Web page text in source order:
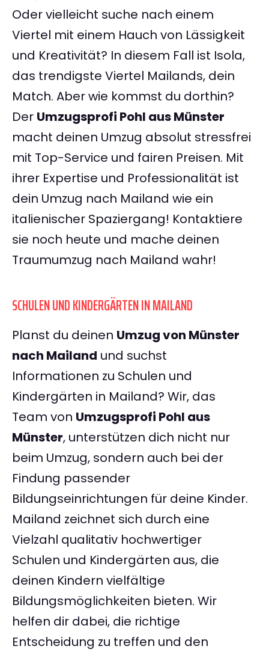
Oder vielleicht suche nach einem
Viertel mit einem Hauch von Lässigkeit
und Kreativität? In diesem Fall ist Isola,
das trendigste Viertel Mailands, dein
Match. Aber wie kommst du dorthin?
Der Umzugsprofi Pohl aus Münster
macht deinen Umzug absolut stressfrei
mit Top-Service und fairen Preisen. Mit
ihrer Expertise und Professionalität ist
dein Umzug nach Mailand wie ein
italienischer Spaziergang! Kontaktiere
sie noch heute und mache deinen
Traumumzug nach Mailand wahr!
SCHULEN UND KINDERGÄRTEN IN MAILAND
Planst du deinen Umzug von Münster
nach Mailand und suchst
Informationen zu Schulen und
Kindergärten in Mailand? Wir, das
Team von Umzugsprofi Pohl aus
Münster, unterstützen dich nicht nur
beim Umzug, sondern auch bei der
Findung passender
Bildungseinrichtungen für deine Kinder.
Mailand zeichnet sich durch eine
Vielzahl qualitativ hochwertiger
Schulen und Kindergärten aus, die
deinen Kindern vielfältige
Bildungsmöglichkeiten bieten. Wir
helfen dir dabei, die richtige
Entscheidung zu treffen und den